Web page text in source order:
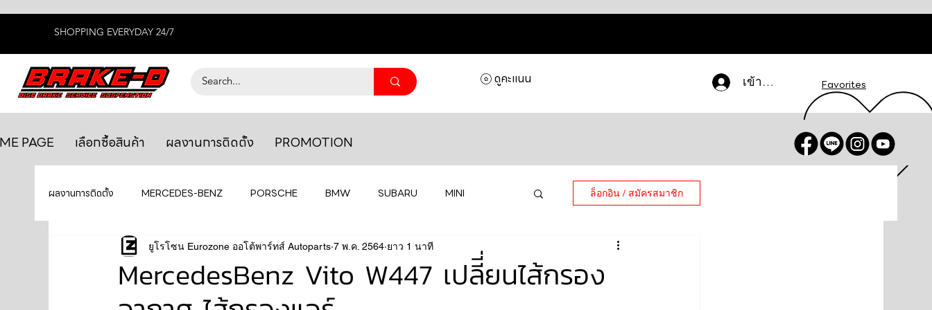
SHOPPING EVERYDAY 24/7
เข้าสู่ระบบ Favorites
ดูคะแนน
PAGE เลือกซื้อสินค้า ผลงานการติดตั้ง PROMOTION
ผลงานการติดตั้ง MERCEDES-BENZ PORSCHE BMW SUBARU MINI
LEXUS ยางรถยนต์ AUDI MASERATI LAMBORGHINI
MAHLE MAZDA TOYOTA
ล็อกอิน / สมัครสมาชิก
MercedesBenz Vito W447 เปลีี่ยนไส้กรอง
ยูโรโซน Eurozone ออโต้พาร์ทส์ Autoparts 7 พ.ค. 2564 ยาว 1 นาที